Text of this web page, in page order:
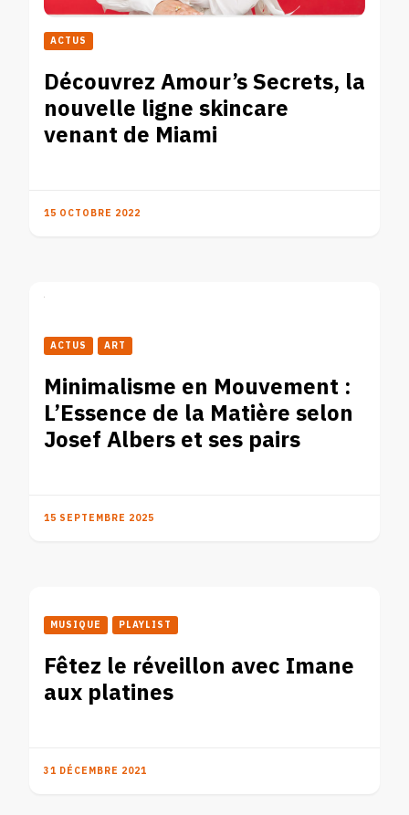
ACTUS
Découvrez Amour’s Secrets, la
nouvelle ligne skincare
venant de Miami
15 OCTOBRE 2022
ACTUS ART
Minimalisme en Mouvement :
L’Essence de la Matière selon
Josef Albers et ses pairs
15 SEPTEMBRE 2025
MUSIQUE PLAYLIST
Fêtez le réveillon avec Imane
aux platines
31 DÉCEMBRE 2021